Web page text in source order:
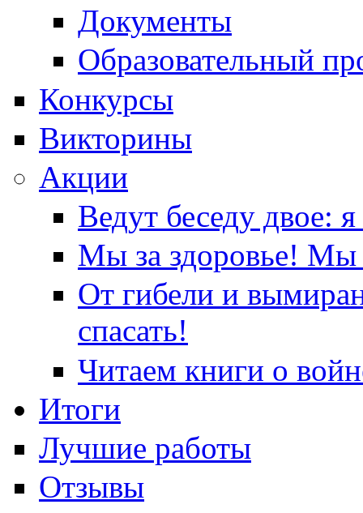
Документы
Образовательный
Конкурсы
Викторины
Акции
Ведут беседу двое:
Мы за здоровье! Мы
От гибели и
спасать!
Читаем книги о
Итоги
Лучшие работы
Отзывы